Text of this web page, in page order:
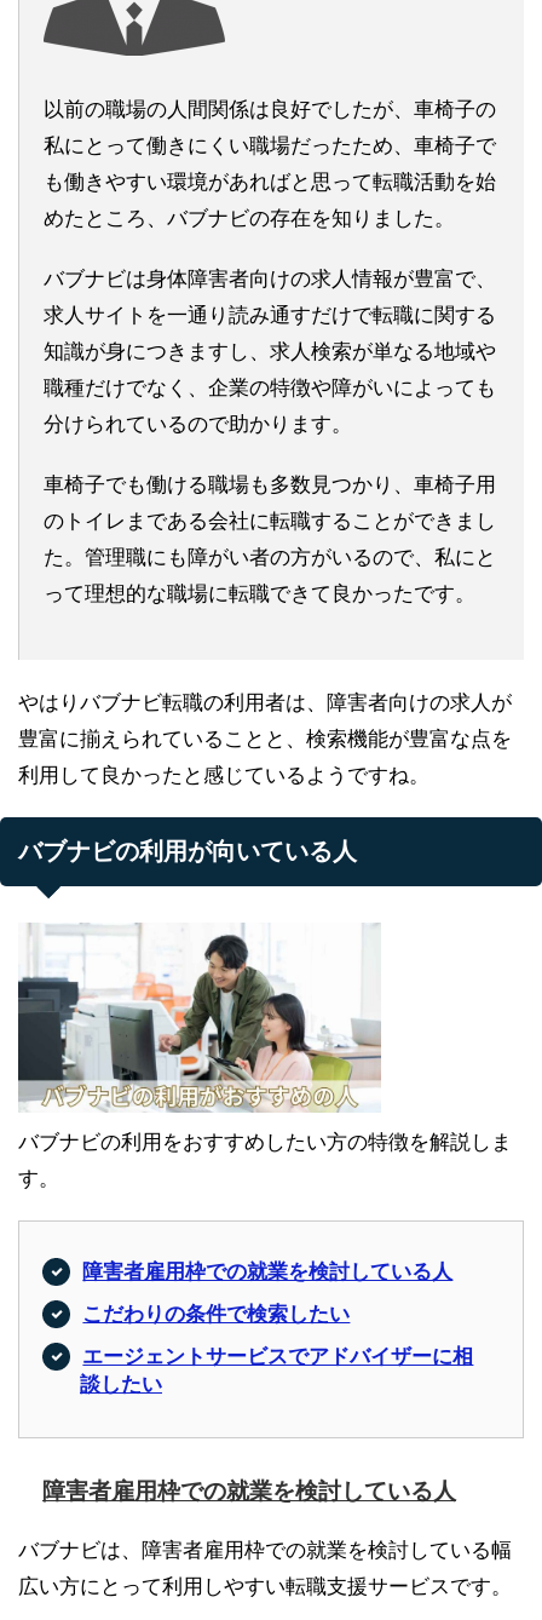
以前の職場の人間関係は良好でしたが、車椅子の
私にとって働きにくい職場だったため、車椅子で
も働きやすい環境があればと思って転職活動を始
めたところ、バブナビの存在を知りました。
バブナビは身体障害者向けの求人情報が豊富で、
求人サイトを一通り読み通すだけで転職に関する
知識が身につきますし、求人検索が単なる地域や
職種だけでなく、企業の特徴や障がいによっても
分けられているので助かります。
車椅子でも働ける職場も多数見つかり、車椅子用
のトイレまである会社に転職することができまし
た。管理職にも障がい者の方がいるので、私にと
って理想的な職場に転職できて良かったです。
やはりバブナビ転職の利用者は、障害者向けの求人が
豊富に揃えられていることと、検索機能が豊富な点を
利用して良かったと感じているようですね。
バブナビの利用が向いている人
バブナビの利用をおすすめしたい方の特徴を解説しま
す。
障害者雇用枠での就業を検討している人
こだわりの条件で検索したい
エージェントサービスでアドバイザーに相
談したい
障害者雇用枠での就業を検討している人
バブナビは、障害者雇用枠での就業を検討している幅
広い方にとって利用しやすい転職支援サービスです。